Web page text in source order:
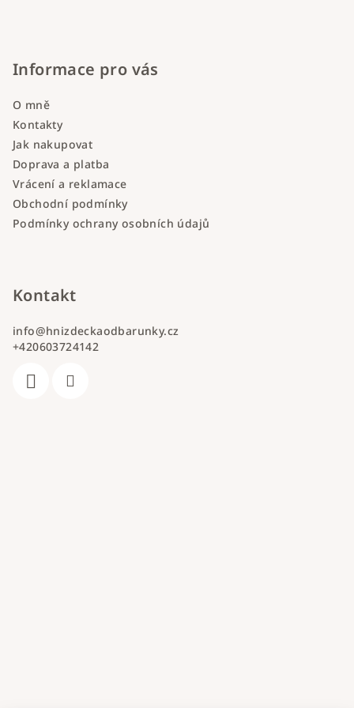
Informace pro vás
O mně
Kontakty
Jak nakupovat
Doprava a platba
Vrácení a reklamace
Obchodní podmínky
Podmínky ochrany osobních údajů
Kontakt
info@hnizdeckaodbarunky.cz
+420603724142